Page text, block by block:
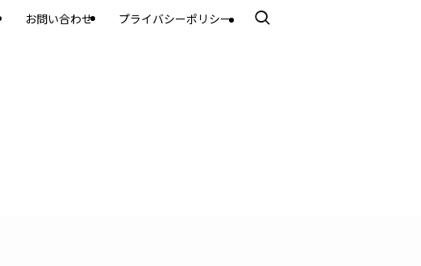
お問い合わせ プライバシーポリシー